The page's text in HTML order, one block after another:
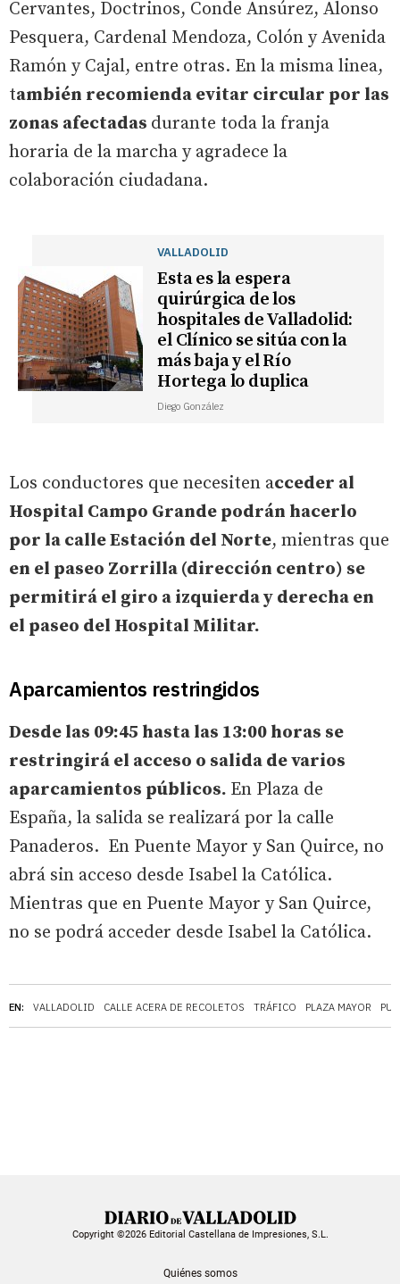
EN: VALLADOLID CALLE ACERA DE RECOLETOS TRÁFICO PLAZA MAYOR
Cervantes, Doctrinos, Conde Ansúrez, Alonso
Pesquera, Cardenal Mendoza, Colón y Avenida
Ramón y Cajal, entre otras. En la misma linea,
también recomienda evitar circular por las
zonas afectadas durante toda la franja
horaria de la marcha y agradece la
colaboración ciudadana.
VALLADOLID
Esta es la espera
quirúrgica de los
hospitales de Valladolid:
el Clínico se sitúa con la
más baja y el Río
Hortega lo duplica
Diego González
Los conductores que necesiten acceder al
Hospital Campo Grande podrán hacerlo
por la calle Estación del Norte, mientras que
en el paseo Zorrilla (dirección centro) se
permitirá el giro a izquierda y derecha en
el paseo del Hospital Militar.
Aparcamientos restringidos
Desde las 09:45 hasta las 13:00 horas se
restringirá el acceso o salida de varios
aparcamientos públicos. En Plaza de
España, la salida se realizará por la calle
Panaderos. En Puente Mayor y San Quirce, no
abrá sin acceso desde Isabel la Católica.
Mientras que en Puente Mayor y San Quirce,
no se podrá acceder desde Isabel la Católica.
Copyright ©2026 Editorial Castellana de Impresiones, S.L.
Quiénes somos